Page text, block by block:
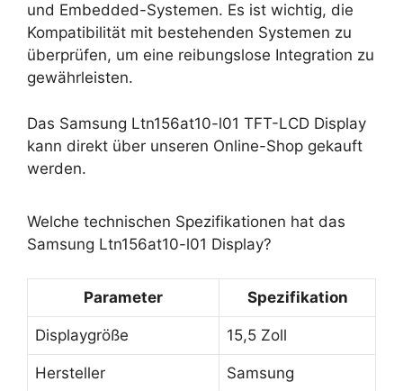
und Embedded-Systemen. Es ist wichtig, die
Kompatibilität mit bestehenden Systemen zu
überprüfen, um eine reibungslose Integration zu
gewährleisten.
Das Samsung Ltn156at10-l01 TFT-LCD Display
kann direkt über unseren Online-Shop gekauft
werden.
Welche technischen Spezifikationen hat das
Samsung Ltn156at10-l01 Display?
Parameter Spezifikation
Displaygröße 15,5 Zoll
Hersteller Samsung